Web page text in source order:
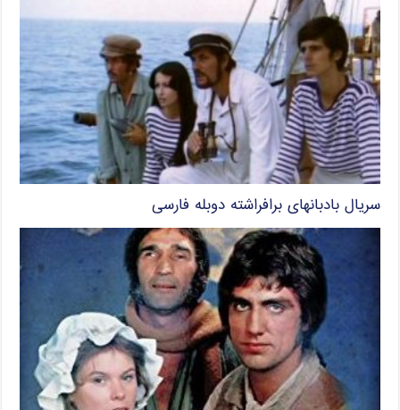
سریال بادبانهای برافراشته دوبله فارسی